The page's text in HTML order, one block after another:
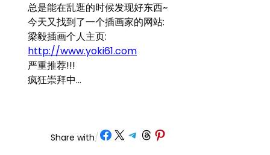
总是能在乱逛的时候发现好东西~
今天又找到了一个插画家的网站:
梁毅插画个人主页:
http://www.yoki61.com
严重推荐!!!
疯狂崇拜中…
Share with/ Share on Facebook
Share on X Share on Telegram
Share on Threads
Share on Pinterest